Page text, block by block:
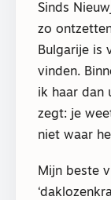
Sinds
zo
Bulgarije is
vinden.
ik haar dan
zegt: je
niet waar
Mijn beste